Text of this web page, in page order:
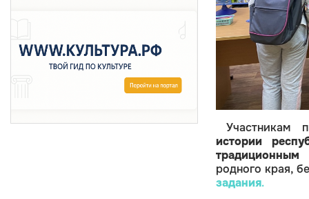
Участникам
истории
традиционным
родного края,
задания.